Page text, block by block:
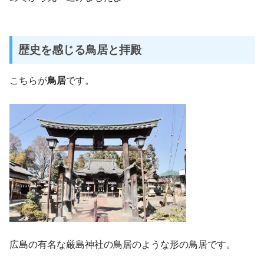
歴史を感じる鳥居と拝殿
こちらが鳥居です。
広島の有名な厳島神社の鳥居のような形の鳥居です。